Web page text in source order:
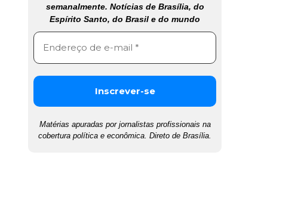
semanalmente. Notícias de Brasília, do
Espírito Santo, do Brasil e do mundo
Matérias apuradas por jornalistas profissionais na
cobertura política e econômica. Direto de Brasília.